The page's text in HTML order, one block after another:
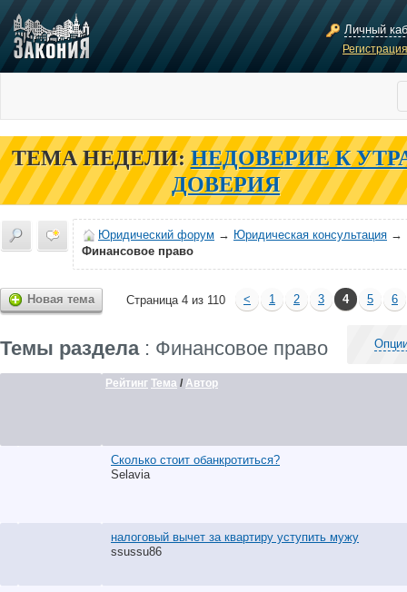
Личный
ТЕМА НЕДЕЛИ: НЕДОВЕРИЕ К
ДОВЕРИЯ
Юридический форум → Юридическая консультация →
Финансовое право
Новая тема Страница 4 из 110 < 1 2 3 4 5 6
Темы раздела: Финансовое право
Рейтинг Тема / Автор
Сколько стоит обанкротиться?
Selavia
налоговый вычет за квартиру уступить мужу
ssussu86